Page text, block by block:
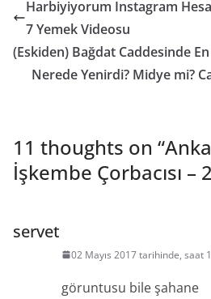
Harbiyiyorum Instagram
7 Yemek Videosu
(Eskiden) Bağdat Caddesinde
Nerede Yenirdi? Midye mi?
11 thoughts on “
İşkembe Çorbacısı –
servet
02 Mayıs 2017 tarihinde, saat
göruntusu bile şahane